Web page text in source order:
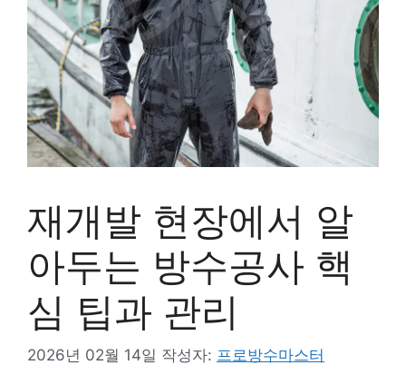
재개발 현장에서 알
아두는 방수공사 핵
심 팁과 관리
2026년 02월 14일 작성자: 프로방수마스터